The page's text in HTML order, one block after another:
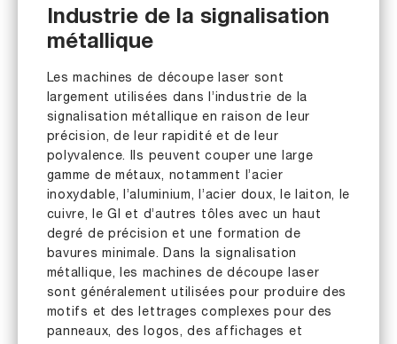
Industrie de la signalisation
métallique
Les machines de découpe laser sont
largement utilisées dans l’industrie de la
signalisation métallique en raison de leur
précision, de leur rapidité et de leur
polyvalence. Ils peuvent couper une large
gamme de métaux, notamment l’acier
inoxydable, l’aluminium, l’acier doux, le laiton, le
cuivre, le GI et d’autres tôles avec un haut
degré de précision et une formation de
bavures minimale. Dans la signalisation
métallique, les machines de découpe laser
sont généralement utilisées pour produire des
motifs et des lettrages complexes pour des
panneaux, des logos, des affichages et